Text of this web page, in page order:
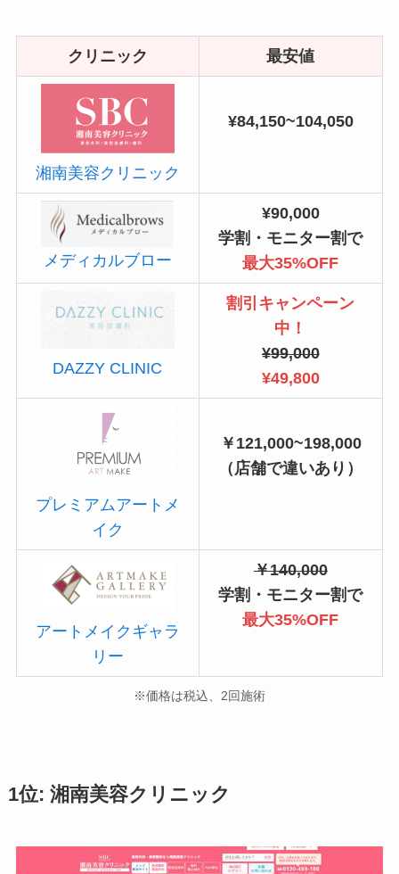
クリニック 最安値
湘南美容クリニック
¥84,150~104,050
メディカルブロー
¥90,000
学割・モニター割で
最大35%OFF
DAZZY CLINIC
割引キャンペーン
中！
¥99,000
¥49,800
プレミアムアートメ
イク
￥121,000~198,000
（店舗で違いあり）
アートメイクギャラ
リー
￥140,000
学割・モニター割で
最大35%OFF
※価格は税込、2回施術
1位: 湘南美容クリニック